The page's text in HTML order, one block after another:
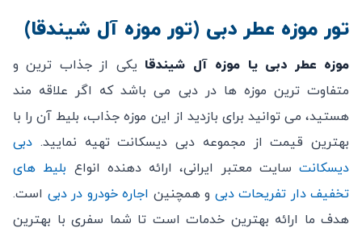
حفظ آرامش در داخل موزه بسیار مهم است تا سایر
تلفن همراه خود را در حالت سایلنت قرار دهید و در صورت
لزوم از گفتگوهای کوتاه و به آرامی استفاده کنید.
افراد10 سال به بالا می بایست بليط بزرگسال تهیه کنند.
بلیط کودک برای کودکان 5 الی 10 سال در نظر گرفته می
هزينه بليط برای كودكان
كمتر از 5 سال و افراد معلول
تور موزه عطر دبی (تور موزه آل شیندقا)
موزه عطر دبی یا موزه آل شیندقا یکی از جذاب ترین و
متفاوت ترین موزه ها در دبی می باشد که اگر علاقه مند
هستید، می توانید برای بازدید از این موزه جذاب، بلیط آن را با
بهترین قیمت از مجموعه دبی دیسکانت تهیه نمایید. دبی
دیسکانت سایت معتبر ایرانی، ارائه دهنده انواع بلیط های
تخفیف دار تفریحات دبی و همچنین اجاره خودرو در دبی است.
هدف ما ارائه بهترین خدمات است تا شما سفری با بهترین